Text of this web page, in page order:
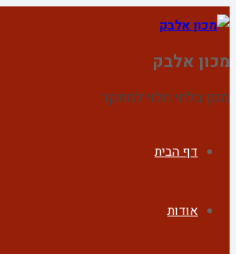
מכון אלבק
מכון בלתי תלוי למחקר
דף הבית
אודות